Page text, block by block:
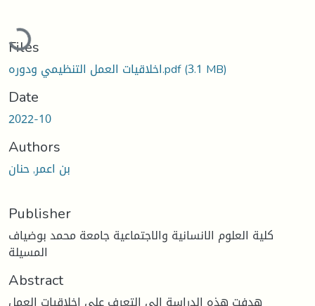
Loading...
Files
اخلاقيات العمل التنظيمي ودوره.pdf(3.1 MB)
Date
2022-10
Authors
بن اعمر, حنان
Publisher
كلية العلوم الانسانية والاجتماعية جامعة محمد بوضياف
المسيلة
Abstract